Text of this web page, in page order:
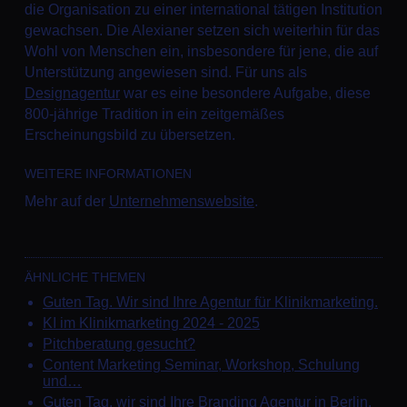
die Organisation zu einer international tätigen Institution
gewachsen. Die Alexianer setzen sich weiterhin für das
Wohl von Menschen ein, insbesondere für jene, die auf
Unterstützung angewiesen sind. Für uns als
Designagentur war es eine besondere Aufgabe, diese
800-jährige Tradition in ein zeitgemäßes
Erscheinungsbild zu übersetzen.
WEITERE INFORMATIONEN
Mehr auf der Unternehmenswebsite.
ÄHNLICHE THEMEN
Guten Tag. Wir sind Ihre Agentur für Klinikmarketing.
KI im Klinikmarketing 2024 - 2025
Pitchberatung gesucht?
Content Marketing Seminar, Workshop, Schulung
und…
Guten Tag, wir sind Ihre Branding Agentur in Berlin.